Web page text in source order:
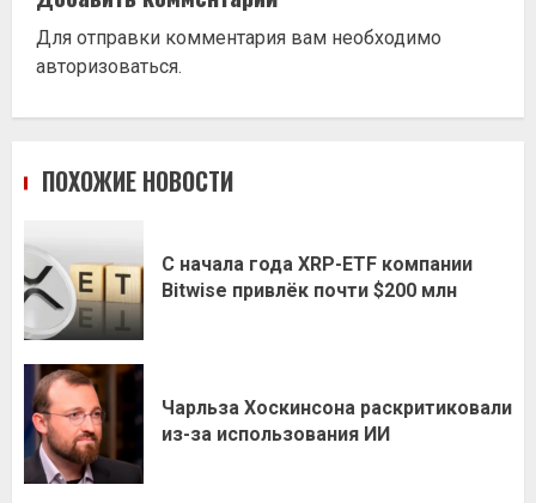
Для отправки комментария вам необходимо
авторизоваться.
ПОХОЖИЕ НОВОСТИ
С начала года XRP-ETF компании
Bitwise привлёк почти $200 млн
Чарльза Хоскинсона раскритиковали
из-за использования ИИ